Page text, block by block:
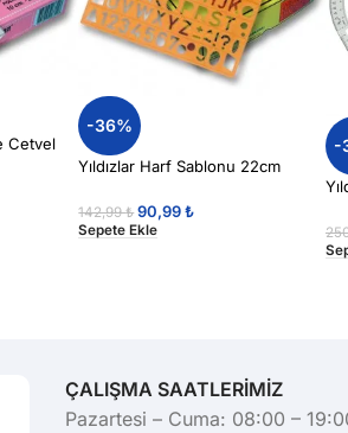
Cetvel
-36%
Yıldızlar Harf Sablonu 22cm
142,99₺ 90,99₺
Sepete Ekle
-
ÇALIŞMA SAATLERİMİZ
Pazartesi – Cuma: 08:00 –